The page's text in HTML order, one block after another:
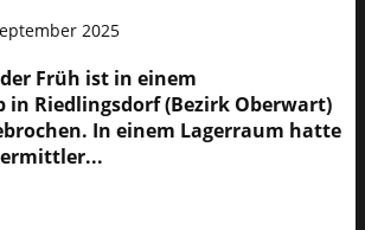
2025
Früh ist in einem
in Riedlingsdorf (Bezirk Oberwart)
In einem Lagerraum hatte